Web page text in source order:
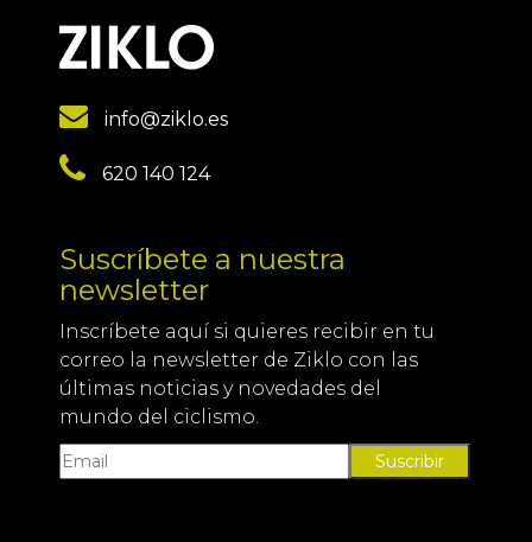
info@ziklo.es
620 140 124
Suscríbete a nuestra
newsletter
Inscríbete aquí si quieres recibir en tu
correo la newsletter de Ziklo con las
últimas noticias y novedades del
mundo del ciclismo.
Suscribir